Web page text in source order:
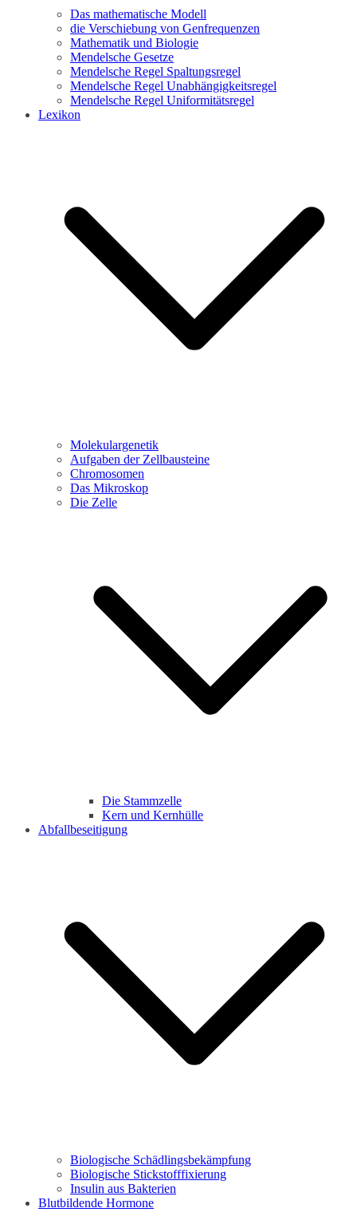
Das mathematische Modell
die Verschiebung von Genfrequenzen
Mathematik und Biologie
Mendelsche Gesetze
Mendelsche Regel Spaltungsregel
Mendelsche Regel Unabhängigkeitsregel
Mendelsche Regel Uniformitätsregel
Lexikon
Molekulargenetik
Aufgaben der Zellbausteine
Chromosomen
Das Mikroskop
Die Zelle
Die Stammzelle
Kern und Kernhülle
Abfallbeseitigung
Biologische Schädlingsbekämpfung
Biologische Stickstofffixierung
Insulin aus Bakterien
Blutbildende Hormone